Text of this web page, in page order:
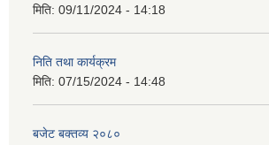
मिति: 09/11/2024 - 14:18
निति तथा कार्यक्रम
मिति: 07/15/2024 - 14:48
बजेट बक्तव्य २०८०